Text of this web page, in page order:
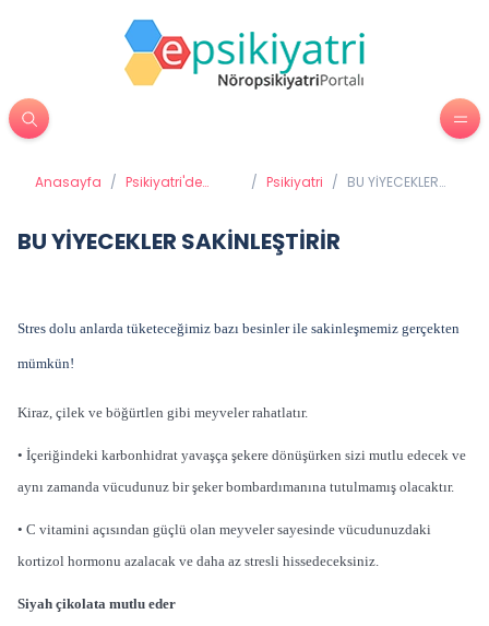
Anasayfa / Psikiyatri'de
/ Psikiyatri / BU YİYECEKLER
BU YİYECEKLER SAKİNLEŞTİRİR
Stres dolu anlarda tüketeceğimiz bazı besinler ile sakinleşmemiz gerçekten
mümkün!
Kiraz, çilek ve böğürtlen gibi meyveler rahatlatır.
• İçeriğindeki karbonhidrat yavaşça şekere dönüşürken sizi mutlu edecek ve
aynı zamanda vücudunuz bir şeker bombardımanına tutulmamış olacaktır.
• C vitamini açısından güçlü olan meyveler sayesinde vücudunuzdaki
kortizol hormonu azalacak ve daha az stresli hissedeceksiniz.
Siyah çikolata mutlu eder